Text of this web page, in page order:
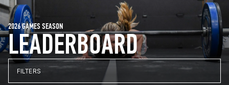
LEADERBOARD
2026 GAMES SEASON
FILTERS